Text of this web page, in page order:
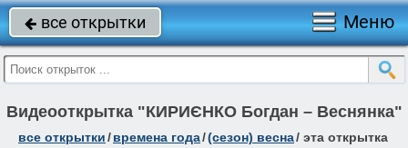
 все открытки Меню
Видеооткрытка "КИРИЄНКО Богдан – Веснянка"
все открытки/времена года/(сезон) весна/ эта открытка